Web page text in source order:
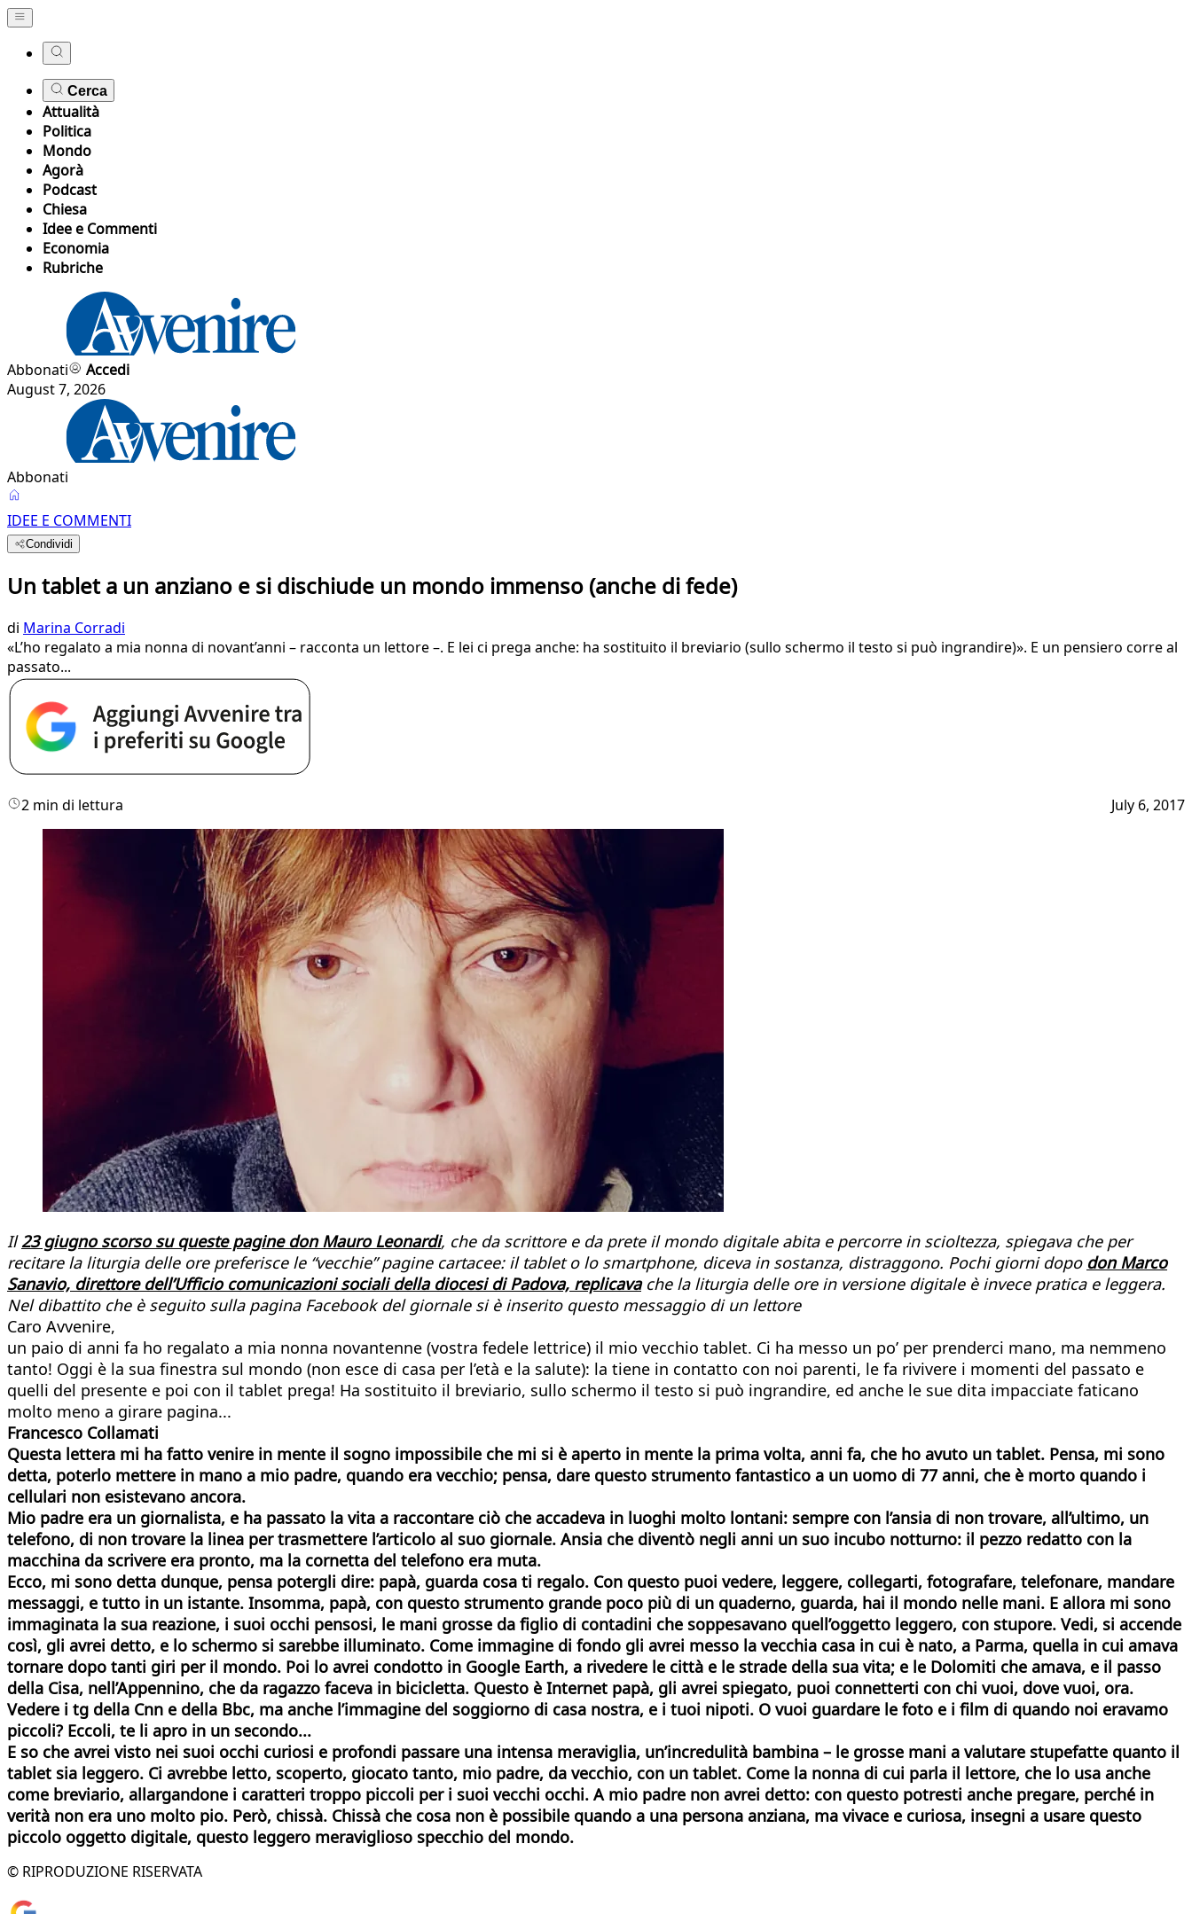
Cerca
Attualità
Politica
Mondo
Agorà
Podcast
Chiesa
Idee e Commenti
Economia
Rubriche
Abbonati
Accedi
August 7, 2026
Abbonati
IDEE E COMMENTI
Condividi
Un tablet a un anziano e si dischiude un mondo immenso (anche di fede)
di Marina Corradi
«L’ho regalato a mia nonna di novant’anni – racconta un lettore –. E lei ci prega anche: ha sostituito il breviario (sullo schermo il testo si può ingrandire)». E un pensiero corre al
passato...
2 min di lettura July 6, 2017
Il23 giugno scorso su queste pagine don Mauro Leonardi, che da scrittore e da prete il mondo digitale abita e percorre in scioltezza, spiegava che per
recitare la liturgia delle ore preferisce le “vecchie” pagine cartacee: il tablet o lo smartphone, diceva in sostanza, distraggono. Pochi giorni dopo don Marco
Sanavio, direttore dell’Ufficio comunicazioni sociali della diocesi di Padova, replicavache la liturgia delle ore in versione digitale è invece pratica e leggera.
Nel dibattito che è seguito sulla pagina Facebook del giornale si è inserito questo messaggio di un lettore
Caro Avvenire,
un paio di anni fa ho regalato a mia nonna novantenne (vostra fedele lettrice) il mio vecchio tablet. Ci ha messo un po’ per prenderci mano, ma nemmeno
tanto! Oggi è la sua finestra sul mondo (non esce di casa per l’età e la salute): la tiene in contatto con noi parenti, le fa rivivere i momenti del passato e
quelli del presente e poi con il tablet prega! Ha sostituito il breviario, sullo schermo il testo si può ingrandire, ed anche le sue dita impacciate faticano
molto meno a girare pagina...
Francesco Collamati
Questa lettera mi ha fatto venire in mente il sogno impossibile che mi si è aperto in mente la prima volta, anni fa, che ho avuto un tablet. Pensa, mi sono
detta, poterlo mettere in mano a mio padre, quando era vecchio; pensa, dare questo strumento fantastico a un uomo di 77 anni, che è morto quando i
cellulari non esistevano ancora.
Mio padre era un giornalista, e ha passato la vita a raccontare ciò che accadeva in luoghi molto lontani: sempre con l’ansia di non trovare, all’ultimo, un
telefono, di non trovare la linea per trasmettere l’articolo al suo giornale. Ansia che diventò negli anni un suo incubo notturno: il pezzo redatto con la
macchina da scrivere era pronto, ma la cornetta del telefono era muta.
Ecco, mi sono detta dunque, pensa potergli dire: papà, guarda cosa ti regalo. Con questo puoi vedere, leggere, collegarti, fotografare, telefonare, mandare
messaggi, e tutto in un istante. Insomma, papà, con questo strumento grande poco più di un quaderno, guarda, hai il mondo nelle mani. E allora mi sono
immaginata la sua reazione, i suoi occhi pensosi, le mani grosse da figlio di contadini che soppesavano quell’oggetto leggero, con stupore. Vedi, si accende
così, gli avrei detto, e lo schermo si sarebbe illuminato. Come immagine di fondo gli avrei messo la vecchia casa in cui è nato, a Parma, quella in cui amava
tornare dopo tanti giri per il mondo. Poi lo avrei condotto in Google Earth, a rivedere le città e le strade della sua vita; e le Dolomiti che amava, e il passo
della Cisa, nell’Appennino, che da ragazzo faceva in bicicletta. Questo è Internet papà, gli avrei spiegato, puoi connetterti con chi vuoi, dove vuoi, ora.
Vedere i tg della Cnn e della Bbc, ma anche l’immagine del soggiorno di casa nostra, e i tuoi nipoti. O vuoi guardare le foto e i film di quando noi eravamo
piccoli? Eccoli, te li apro in un secondo...
E so che avrei visto nei suoi occhi curiosi e profondi passare una intensa meraviglia, un’incredulità bambina – le grosse mani a valutare stupefatte quanto il
tablet sia leggero. Ci avrebbe letto, scoperto, giocato tanto, mio padre, da vecchio, con un tablet. Come la nonna di cui parla il lettore, che lo usa anche
come breviario, allargandone i caratteri troppo piccoli per i suoi vecchi occhi. A mio padre non avrei detto: con questo potresti anche pregare, perché in
verità non era uno molto pio. Però, chissà. Chissà che cosa non è possibile quando a una persona anziana, ma vivace e curiosa, insegni a usare questo
piccolo oggetto digitale, questo leggero meraviglioso specchio del mondo.
© RIPRODUZIONE RISERVATA